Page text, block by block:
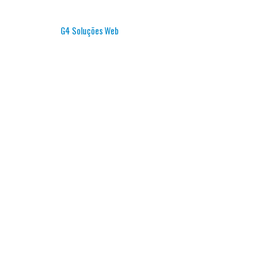
G4 Soluções Web